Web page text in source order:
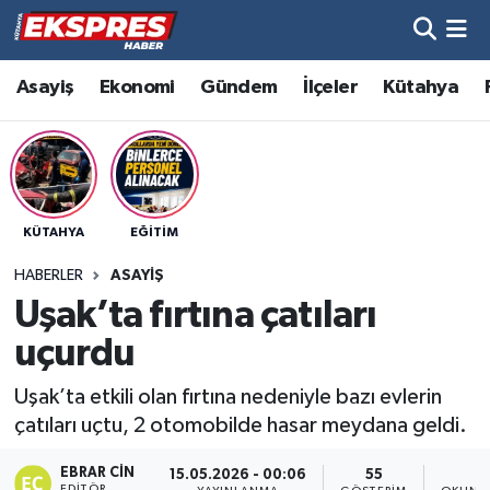
Asayiş Ekonomi Gündem İlçeler Kütahya
KÜTAHYA EĞITIM
HABERLER ASAYIŞ
Uşak’ta fırtına çatıları
uçurdu
Uşak’ta etkili olan fırtına nedeniyle bazı evlerin
çatıları uçtu, 2 otomobilde hasar meydana geldi.
EBRAR CIN 15.05.2026 - 00:06 55
Altıntaş
Asayiş
Aslanapa
Bölge
Çavdarhisar
Domaniç
Dumlupınar
Hava Durumu
Trafik Durumu
Süper Lig Puan Durumu ve Fikstür
Son Dakika Haberleri
Haber Arşivi